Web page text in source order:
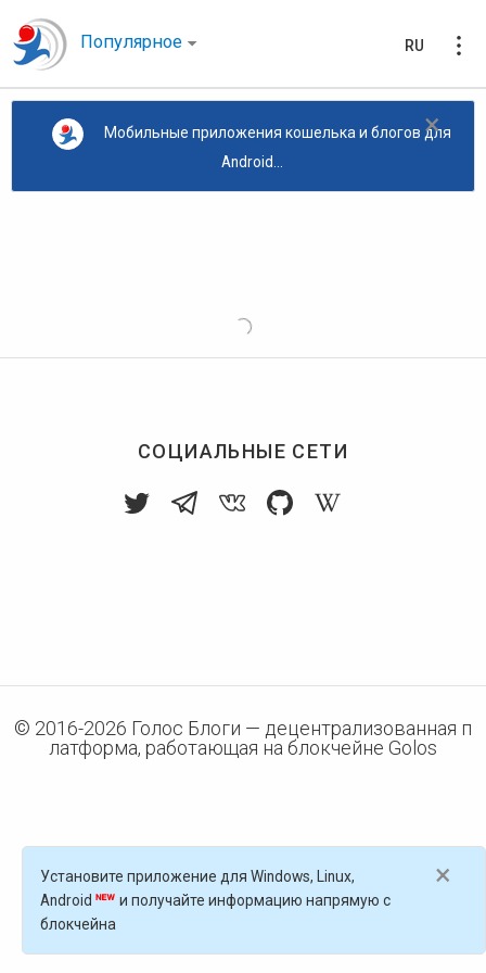
Популярное RU
×
Мобильные приложения кошелька и блогов для
Android...
СОЦИАЛЬНЫЕ СЕТИ
© 2016-2026 Голос Блоги — децентрализованная п
латформа, работающая на блокчейне Golos
×
Установите приложение для Windows, Linux,
Android
и получайте информацию напрямую с
блокчейна